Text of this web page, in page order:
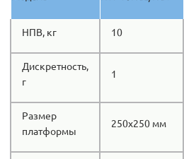
НПВ, кг 10
Дискретность,
г
1
Размер
платформы
250x250 мм